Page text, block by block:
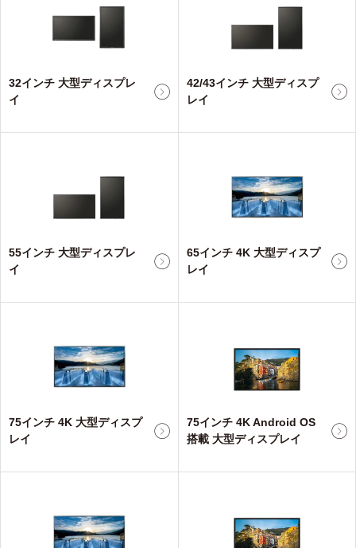
32インチ 大型ディスプレ
イ
42/43インチ 大型ディスプ
レイ
55インチ 大型ディスプレ
イ
65インチ 4K 大型ディスプ
レイ
75インチ 4K 大型ディスプ
レイ
75インチ 4K Android OS
搭載 大型ディスプレイ